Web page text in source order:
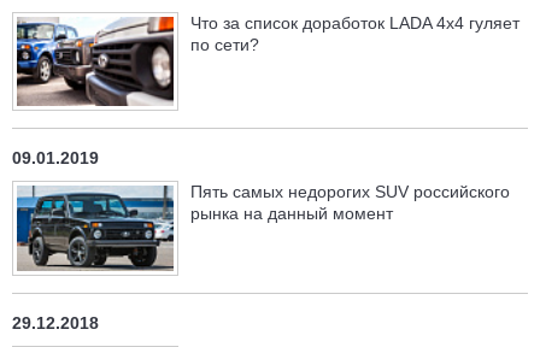
Что за список доработок LADA 4x4 гуляет
по сети?
09.01.2019
Пять самых недорогих SUV российского
рынка на данный момент
29.12.2018